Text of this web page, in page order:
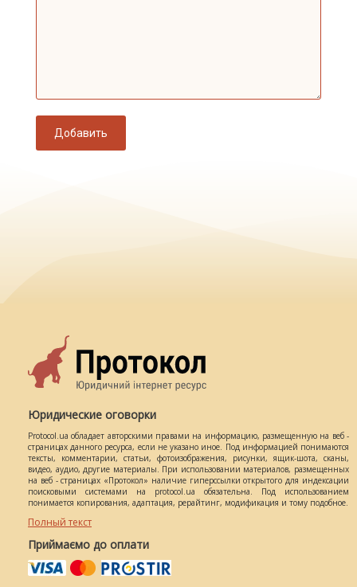
Добавить
Юридические оговорки
Protocol.ua обладает авторскими правами на информацию, размещенную на веб -
страницах данного ресурса, если не указано иное. Под информацией понимаются
тексты, комментарии, статьи, фотоизображения, рисунки, ящик-шота, сканы,
видео, аудио, другие материалы. При использовании материалов, размещенных
на веб - страницах «Протокол» наличие гиперссылки открытого для индексации
поисковыми системами на protocol.ua обязательна. Под использованием
понимается копирования, адаптация, рерайтинг, модификация и тому подобное.
Полный текст
Приймаємо до оплати